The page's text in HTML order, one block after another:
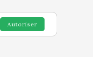
Autoriser